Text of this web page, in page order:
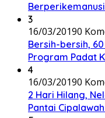
3
16/03/20190
Bersih-bersih,
Program Padat
4
16/03/20190
2 Hari Hilang,
Pantai